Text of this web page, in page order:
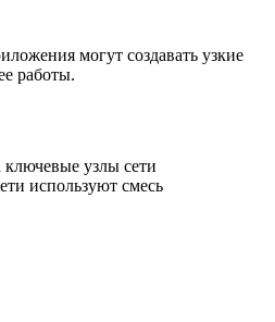
могут создавать узкие
работы.
узлы сети
используют смесь